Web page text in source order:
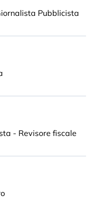
Pubblicista
- Revisore fiscale